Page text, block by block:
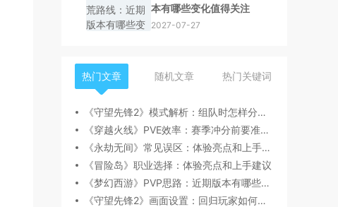
本有哪些变化值得关注
2027-07-27
热门文章 随机文章 热门关键词
《守望先锋2》模式解析：组队时怎样分工更顺畅
《穿越火线》PVE效率：赛季冲分前要准备什么
《永劫无间》常见误区：体验亮点和上手建议
《冒险岛》职业选择：体验亮点和上手建议
《梦幻西游》PVP思路：近期版本有哪些变化值得关注
《守望先锋2》画面设置：回归玩家如何快速跟上节奏